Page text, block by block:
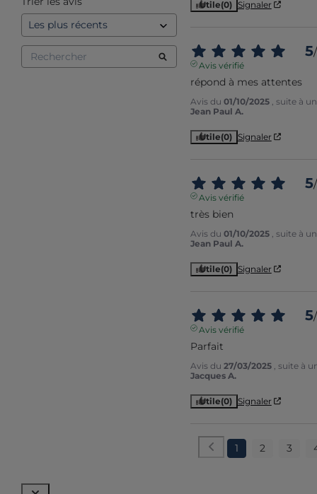
Utile(0) Signaler
5/
Avis vérifié
répond à mes attentes
Avis du 01/10/2025
, suite à
Jean Paul A.
Utile(0) Signaler
5/
Avis vérifié
très bien
Avis du 01/10/2025
, suite à
Jean Paul A.
Utile(0) Signaler
5/
Avis vérifié
Parfait
Avis du 27/03/2025
, suite à
Jacques A.
Utile(0) Signaler
1 2 3